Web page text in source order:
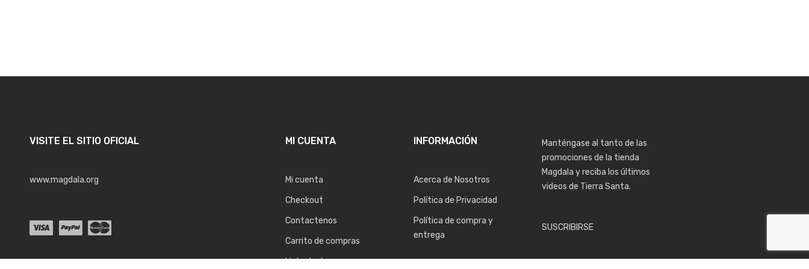
VISITE EL SITIO OFICIAL
www.magdala.org
MI CUENTA
Mi cuenta
Checkout
Contactenos
Carrito de compras
Lista de deseos
INFORMACIÓN
Acerca de Nosotros
Política de Privacidad
Política de compra y
entrega
Manténgase al tanto de las
promociones de la tienda
Magdala y reciba los últimos
videos de Tierra Santa.
SUSCRIBIRSE